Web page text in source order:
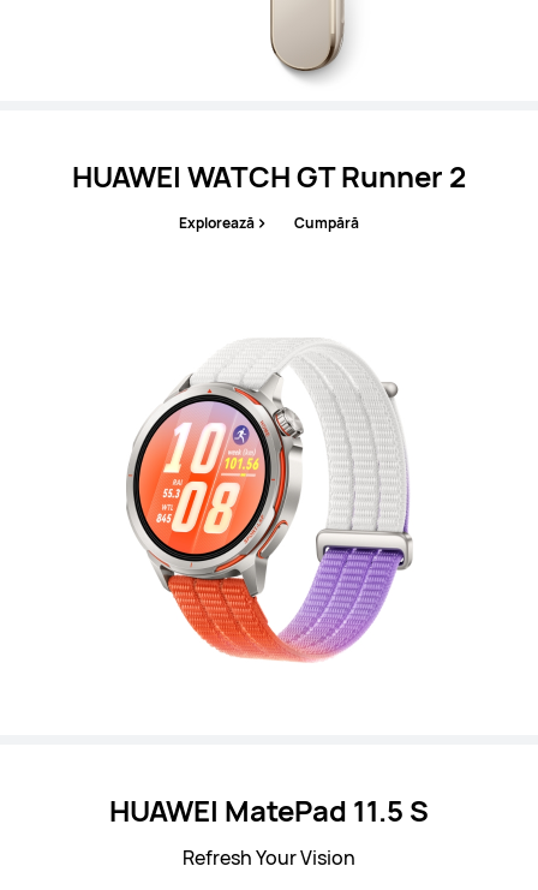
HUAWEI WATCH GT Runner 2
Explorează Cumpără
HUAWEI MatePad 11.5 S
Refresh Your Vision